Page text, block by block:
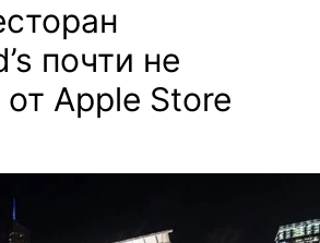
почти не
Apple Store